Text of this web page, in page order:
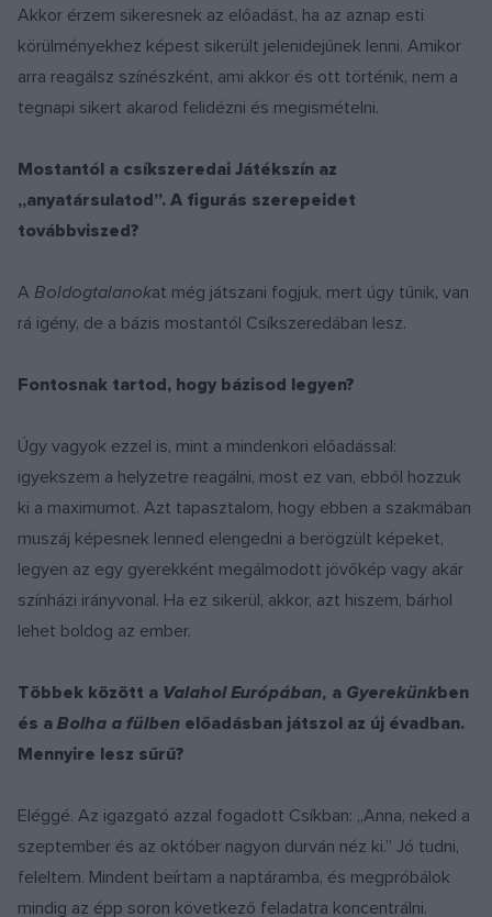
Akkor érzem sikeresnek az előadást, ha az aznap esti
körülményekhez képest sikerült jelenidejűnek lenni. Amikor
arra reagálsz színészként, ami akkor és ott történik, nem a
tegnapi sikert akarod felidézni és megismételni.
Mostantól a csíkszeredai Játékszín az
„anyatársulatod”. A figurás szerepeidet
továbbviszed?
A Boldogtalanokat még játszani fogjuk, mert úgy tűnik, van
rá igény, de a bázis mostantól Csíkszeredában lesz.
Fontosnak tartod, hogy bázisod legyen?
Úgy vagyok ezzel is, mint a mindenkori előadással:
igyekszem a helyzetre reagálni, most ez van, ebből hozzuk
ki a maximumot. Azt tapasztalom, hogy ebben a szakmában
muszáj képesnek lenned elengedni a berögzült képeket,
legyen az egy gyerekként megálmodott jövőkép vagy akár
színházi irányvonal. Ha ez sikerül, akkor, azt hiszem, bárhol
lehet boldog az ember.
Többek között a Valahol Európában, a Gyerekünkben
és a Bolha a fülben előadásban játszol az új évadban.
Mennyire lesz sűrű?
Eléggé. Az igazgató azzal fogadott Csíkban: „Anna, neked a
szeptember és az október nagyon durván néz ki.” Jó tudni,
feleltem. Mindent beírtam a naptáramba, és megpróbálok
mindig az épp soron következő feladatra koncentrálni.